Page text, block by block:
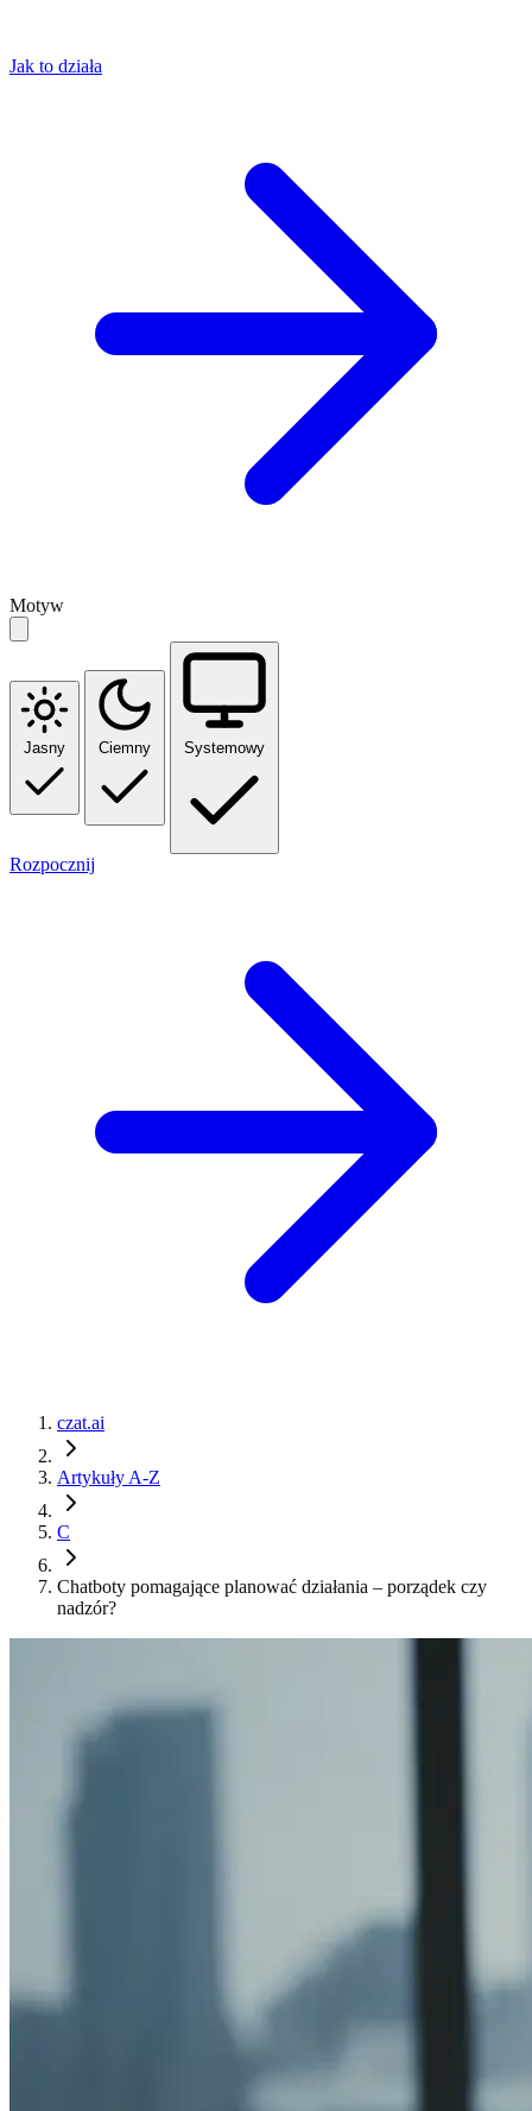
Jak to działa
Motyw
Jasny Ciemny Systemowy
Rozpocznij
czat.ai
Artykuły A-Z
C
Chatboty pomagające planować działania – porządek czy
nadzór?